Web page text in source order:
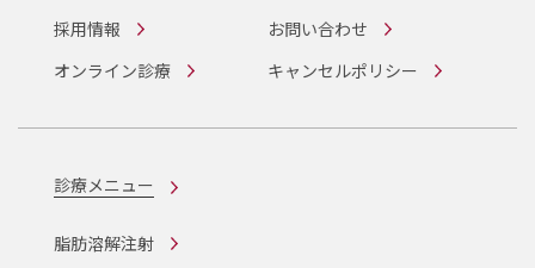
採用情報
お問い合わせ
オンライン診療
キャンセルポリシー
診療メニュー
脂肪溶解注射